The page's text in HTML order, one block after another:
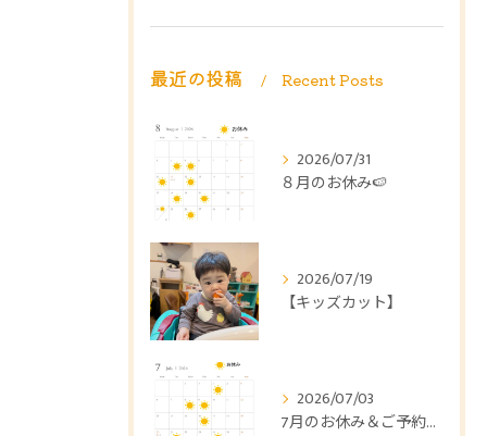
最近の投稿 Recent Posts
2026/07/31
８月のお休み🍉
2026/07/19
【キッズカット】
2026/07/03
7月のお休み＆ご予約に関する大切なお知らせ🎋